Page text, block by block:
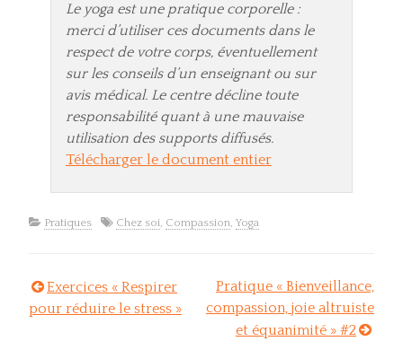
Le yoga est une pratique corporelle :
merci d’utiliser ces documents dans le
respect de votre corps, éventuellement
sur les conseils d’un enseignant ou sur
avis médical. Le centre décline toute
responsabilité quant à une mauvaise
utilisation des supports diffusés.
Télécharger le document entier
Pratiques Chez soi, Compassion, Yoga
Navigation
Exercices « Respirer
pour réduire le stress »
Pratique « Bienveillance,
compassion, joie altruiste
et équanimité » #2